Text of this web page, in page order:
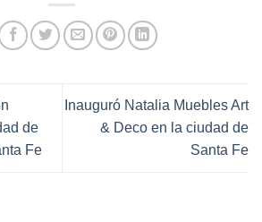
de
Fe
Inauguró Natalia Muebles Art
& Deco en la ciudad de
Santa Fe